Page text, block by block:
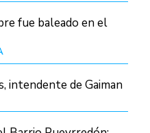
fue baleado en el
intendente de Gaiman